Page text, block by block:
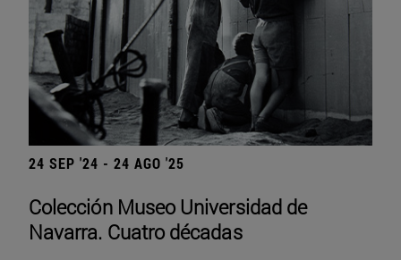
24 SEP '24 - 24 AGO '25
Colección Museo Universidad de
Navarra. Cuatro décadas